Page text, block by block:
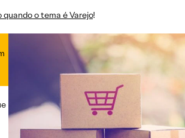
o tema é Varejo!